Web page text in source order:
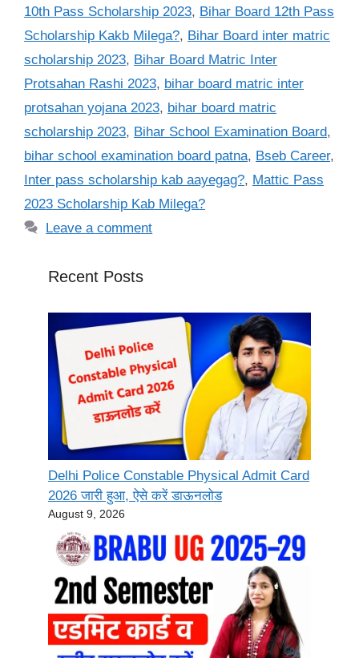
10th Pass Scholarship 2023, Bihar Board 12th Pass
Scholarship Kakb Milega?, Bihar Board inter matric
scholarship 2023, Bihar Board Matric Inter
Protsahan Rashi 2023, bihar board matric inter
protsahan yojana 2023, bihar board matric
scholarship 2023, Bihar School Examination Board,
bihar school examination board patna, Bseb Career,
Inter pass scholarship kab aayegag?, Mattic Pass
2023 Scholarship Kab Milega?
Leave a comment
Recent Posts
Delhi Police Constable Physical Admit Card
2026 जारी हुआ, ऐसे करें डाऊनलोड
August 9, 2026